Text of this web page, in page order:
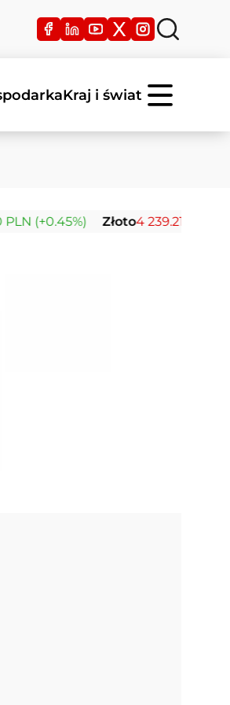
Kraj i świat
Złoto4 239.21 USD (-0.03%)